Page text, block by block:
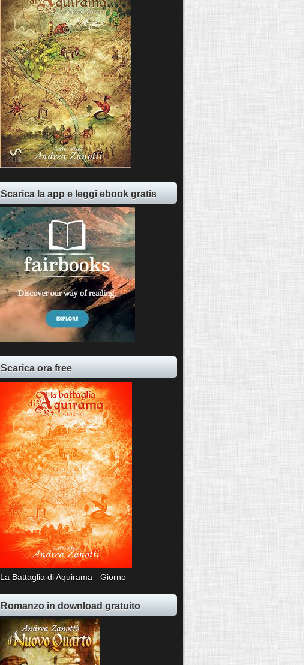
Scarica la app e leggi ebook gratis
Scarica ora free
La Battaglia di Aquirama - Giorno
Romanzo in download gratuito